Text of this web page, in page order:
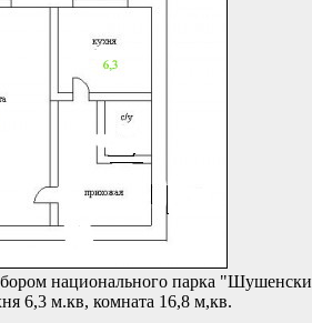
национального парка
6,3 м.кв, комната 16,8 м,кв.